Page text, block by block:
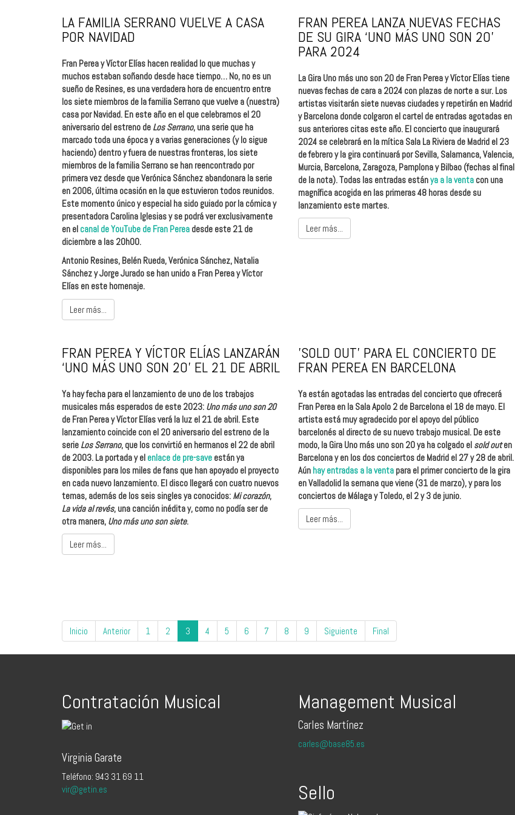
LA FAMILIA SERRANO VUELVE A CASA
POR NAVIDAD
Fran Perea y Víctor Elías hacen realidad lo que muchas y
muchos estaban soñando desde hace tiempo… No, no es un
sueño de Resines, es una verdadera hora de encuentro entre
los siete miembros de la familia Serrano que vuelve a (nuestra)
casa por Navidad. En este año en el que celebramos el 20
aniversario del estreno de Los Serrano, una serie que ha
marcado toda una época y a varias generaciones (y lo sigue
haciendo) dentro y fuera de nuestras fronteras, los siete
miembros de la familia Serrano se han reencontrado por
primera vez desde que Verónica Sánchez abandonara la serie
en 2006, última ocasión en la que estuvieron todos reunidos.
Este momento único y especial ha sido guiado por la cómica y
presentadora Carolina Iglesias y se podrá ver exclusivamente
en el canal de YouTube de Fran Perea desde este 21 de
diciembre a las 20h00.
Antonio Resines, Belén Rueda, Verónica Sánchez, Natalia
Sánchez y Jorge Jurado se han unido a Fran Perea y Víctor
Elías en este homenaje.
Leer más...
FRAN PEREA LANZA NUEVAS FECHAS
DE SU GIRA ‘UNO MÁS UNO SON 20’
PARA 2024
La Gira Uno más uno son 20 de Fran Perea y Víctor Elías tiene
nuevas fechas de cara a 2024 con plazas de norte a sur. Los
artistas visitarán siete nuevas ciudades y repetirán en Madrid
y Barcelona donde colgaron el cartel de entradas agotadas en
sus anteriores citas este año. El concierto que inaugurará
2024 se celebrará en la mítica Sala La Riviera de Madrid el 23
de febrero y la gira continuará por Sevilla, Salamanca, Valencia,
Murcia, Barcelona, Zaragoza, Pamplona y Bilbao (fechas al final
de la nota). Todas las entradas estánya a la venta con una
magnífica acogida en las primeras 48 horas desde su
lanzamiento este martes.
Leer más...
FRAN PEREA Y VÍCTOR ELÍAS LANZARÁN
‘UNO MÁS UNO SON 20’ EL 21 DE ABRIL
Ya hay fecha para el lanzamiento de uno de los trabajos
musicales más esperados de este 2023: Uno más uno son 20
de Fran Perea y Víctor Elías verá la luz el 21 de abril. Este
lanzamiento coincide con el 20 aniversario del estreno de la
serie Los Serrano, que los convirtió en hermanos el 22 de abril
de 2003. La portada y el enlace de pre-save están ya
disponibles para los miles de fans que han apoyado el proyecto
en cada nuevo lanzamiento. El disco llegará con cuatro nuevos
temas, además de los seis singles ya conocidos: Mi corazón,
La vida al revés, una canción inédita y, como no podía ser de
otra manera, Uno más uno son siete.
Leer más...
'SOLD OUT' PARA EL CONCIERTO DE
FRAN PEREA EN BARCELONA
Ya están agotadas las entradas del concierto que ofrecerá
Fran Perea en la Sala Apolo 2 de Barcelona el 18 de mayo. El
artista está muy agradecido por el apoyo del público
barcelonés al directo de su nuevo trabajo musical. De este
modo, la Gira Uno más uno son 20 ya ha colgado el sold outen
Barcelona y en los dos conciertos de Madrid el 27 y 28 de abril.
Aún hay entradas a la venta para el primer concierto de la gira
en Valladolid la semana que viene (31 de marzo), y para los
conciertos de Málaga y Toledo, el 2 y 3 de junio.
Leer más...
Inicio Anterior 1 2 3 4 5 6 7 8 9 Siguiente Final
Contratación Musical
Virginia Garate
Teléfono: 943 31 69 11
vir@getin.es
Management Musical
Carles Martínez
carles@base85.es
Sello